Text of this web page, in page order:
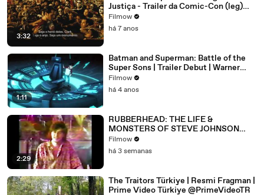
3:32
Justiça - Trailer da Comic-Con (leg)
[HD]
Filmow
há 7 anos
1:11
Batman and Superman: Battle of the
Super Sons | Trailer Debut | Warner
Bros. Entertainment
Filmow
há 4 anos
2:29
RUBBERHEAD: THE LIFE &
MONSTERS OF STEVE JOHNSON
(2026) 4K
Filmow
há 3 semanas
The Traitors Türkiye | Resmi Fragman |
Prime Video Türkiye @PrimeVideoTR